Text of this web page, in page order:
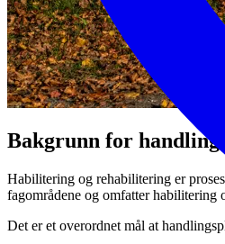
Bakgrunn for
Habilitering og rehabilitering er
fagområdene og omfatter habilitering
Det er et overordnet mål at